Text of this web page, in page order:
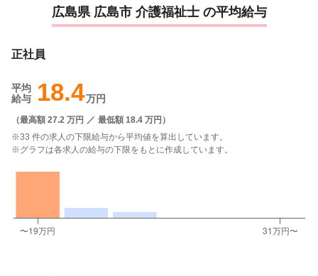
広島県 広島市 介護福祉士 の平均給与
正社員
平均
給与
18.4万円
（最高額 27.2 万円 ／ 最低額 18.4 万円 ）
※33 件の求人の下限給与から平均値を算出しています。
※グラフは各求人の給与の下限をもとに作成しています。